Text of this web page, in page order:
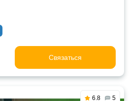
Связаться
6.8 5